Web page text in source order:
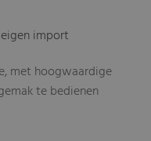
import
met hoogwaardige
te bedienen